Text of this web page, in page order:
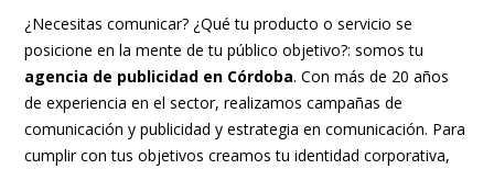
¿Necesitas comunicar? ¿Qué tu producto o servicio se
posicione en la mente de tu público objetivo?: somos tu
agencia de publicidad en Córdoba. Con más de 20 años
de experiencia en el sector, realizamos campañas de
comunicación y publicidad y estrategia en comunicación. Para
cumplir con tus objetivos creamos tu identidad corporativa,